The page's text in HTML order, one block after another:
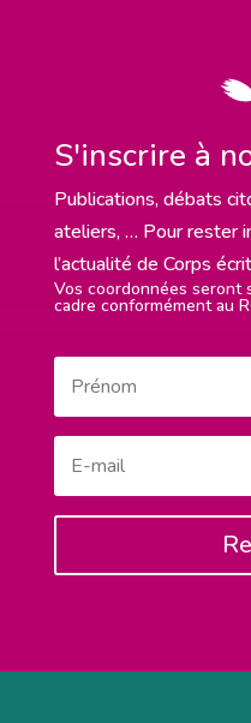
S'inscrire à
Publications, débats
ateliers, … Pour rester
l’actualité de Corps
Vos coordonnées seront
cadre conformément au